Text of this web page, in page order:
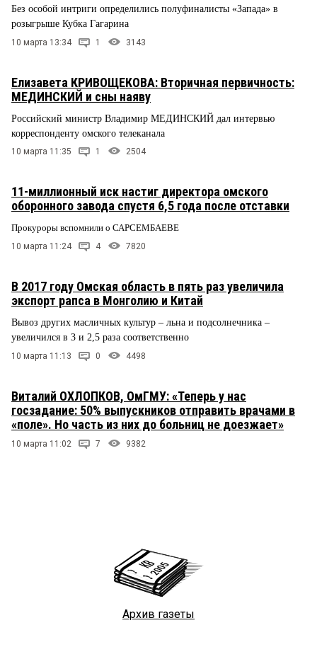
Без особой интриги определились полуфиналисты «Запада» в
розыгрыше Кубка Гагарина
10 марта 13:34 1 3143
Елизавета КРИВОЩЕКОВА: Вторичная первичность:
МЕДИНСКИЙ и сны наяву
Российский министр Владимир МЕДИНСКИЙ дал интервью
корреспонденту омского телеканала
10 марта 11:35 1 2504
11-миллионный иск настиг директора омского
оборонного завода спустя 6,5 года после отставки
Прокуроры вспомнили о САРСЕМБАЕВЕ
10 марта 11:24 4 7820
В 2017 году Омская область в пять раз увеличила
экспорт рапса в Монголию и Китай
Вывоз других масличных культур – льна и подсолнечника –
увеличился в 3 и 2,5 раза соответственно
10 марта 11:13 0 4498
Виталий ОХЛОПКОВ, ОмГМУ: «Теперь у нас
госзадание: 50% выпускников отправить врачами в
«поле». Но часть из них до больниц не доезжает»
10 марта 11:02 7 9382
Архив газеты